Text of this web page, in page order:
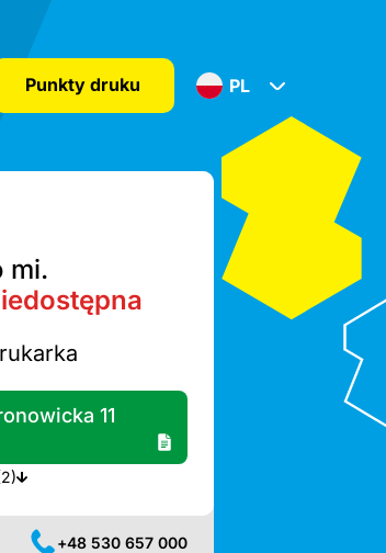
Punkty druku PL
mi.
11
A4 w pobliżu (2)
+48 530 657 000